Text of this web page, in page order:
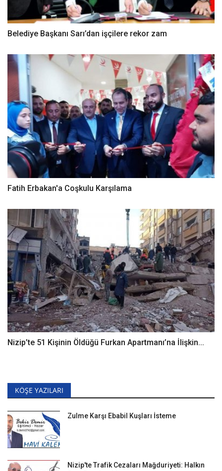
Belediye Başkanı Sarı’dan işçilere rekor zam
Fatih Erbakan'a Coşkulu Karşılama
Nizip’te 51 Kişinin Öldüğü Furkan Apartmanı’na İlişkin...
KÖŞE YAZILARI
Zulme Karşı Ebabil Kuşları İsteme
Nizip'te Trafik Cezaları Mağduriyeti: Halkın